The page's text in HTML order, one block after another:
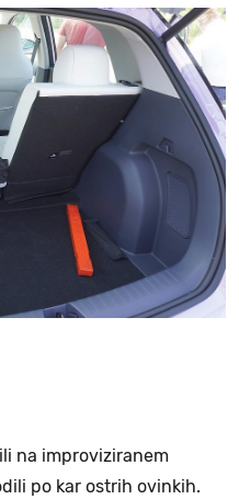
na improviziranem
po kar ostrih ovinkih.